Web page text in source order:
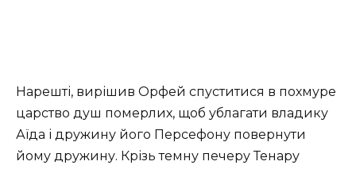
Нарешті, вирішив Орфей спуститися в похмуре
царство душ померлих, щоб ублагати владику
Аїда і дружину його Персефону повернути
йому дружину. Крізь темну печеру Тенару